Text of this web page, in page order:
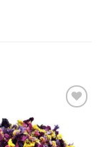
wishlist